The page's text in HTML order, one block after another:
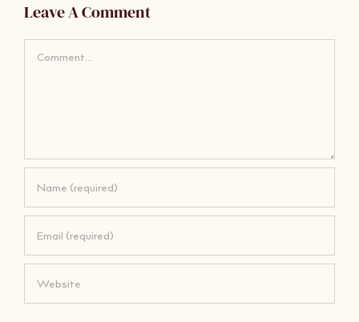
Leave A Comment
Comment